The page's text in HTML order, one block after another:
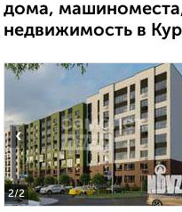
дома,
недвижимость в
2/2
‹